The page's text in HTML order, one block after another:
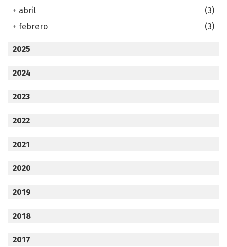
+ abril
(3)
+ febrero (3)
2025
2024
2023
2022
2021
2020
2019
2018
2017